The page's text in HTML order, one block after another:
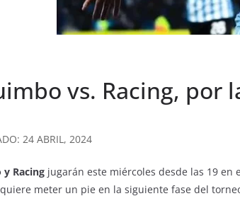
vs. Racing, por
24 ABRIL, 2024
Racing jugarán este miércoles desde las 19 en
meter un pie en la siguiente fase del